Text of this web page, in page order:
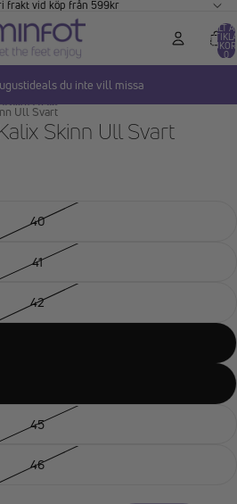
frakt vid köp från 599kr
TOTALT
0
du inte vill missa
Ull Svart
Skinn Ull Svart
40
41
42
45
46